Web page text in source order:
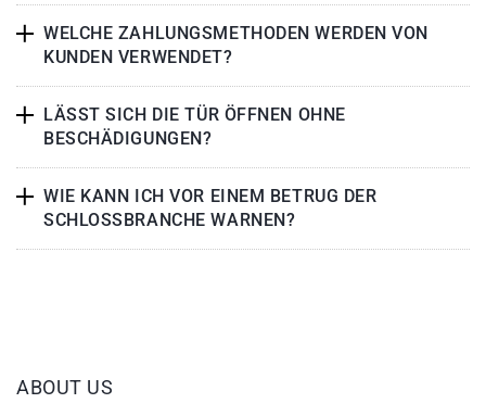
WELCHE ZAHLUNGSMETHODEN WERDEN VON
KUNDEN VERWENDET?
LÄSST SICH DIE TÜR ÖFFNEN OHNE
BESCHÄDIGUNGEN?
WIE KANN ICH VOR EINEM BETRUG DER
SCHLOSSBRANCHE WARNEN?
ABOUT US